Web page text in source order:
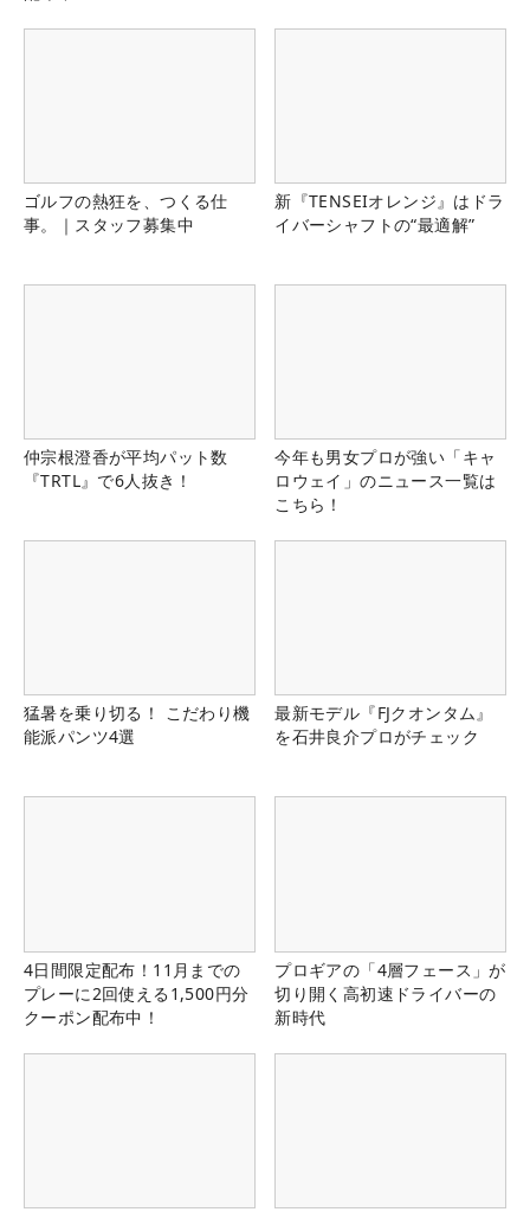
ゴルフの熱狂を、つくる仕
事。｜スタッフ募集中
新『TENSEIオレンジ』はドラ
イバーシャフトの“最適解”
仲宗根澄香が平均パット数
『TRTL』で6人抜き！
今年も男女プロが強い「キャ
ロウェイ」のニュース一覧は
こちら！
猛暑を乗り切る！ こだわり機
能派パンツ4選
最新モデル『FJクオンタム』
を石井良介プロがチェック
4日間限定配布！11月までの
プレーに2回使える1,500円分
クーポン配布中！
プロギアの「4層フェース」が
切り開く高初速ドライバーの
新時代